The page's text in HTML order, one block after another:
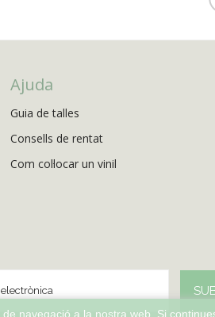
Ajuda
Guia de talles
Consells de rentat
Com col·locar un vinil
navegació a la nostra web. Si